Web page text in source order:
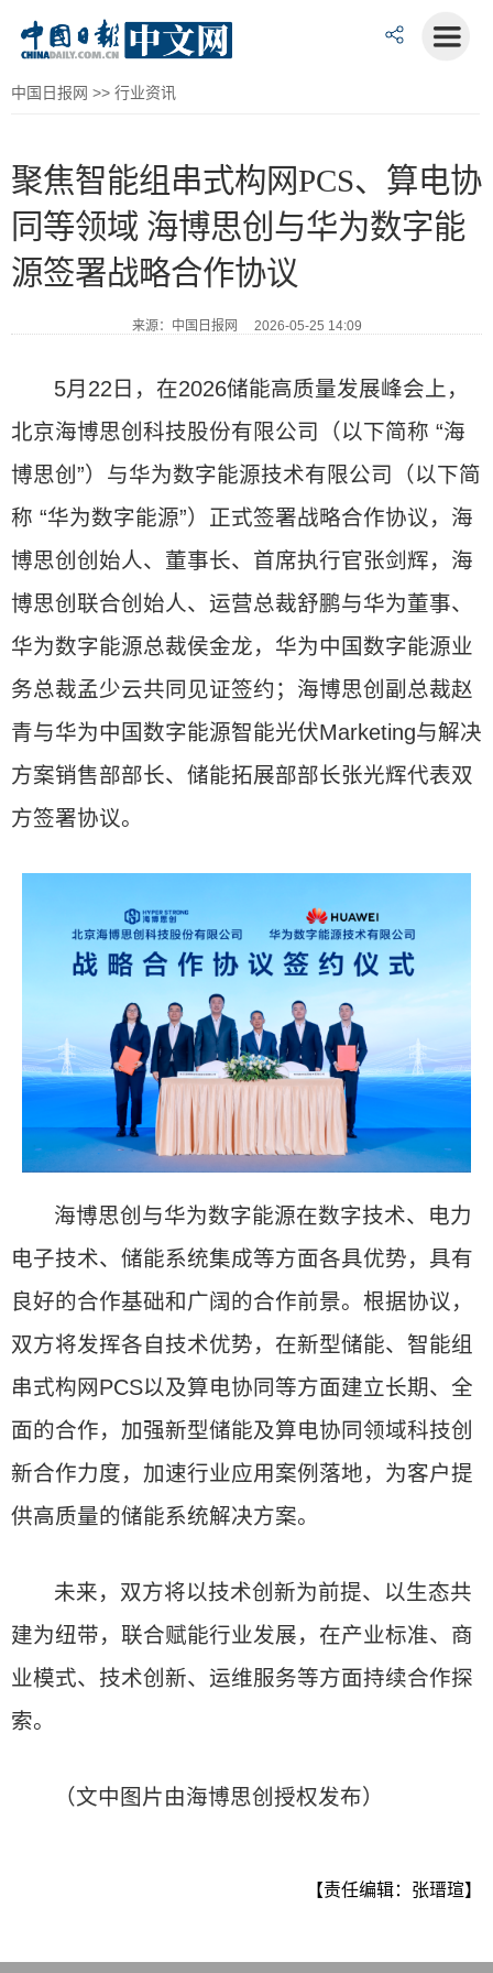
中国日报网 >> 行业资讯
聚焦智能组串式构网PCS、算电协
同等领域 海博思创与华为数字能
源签署战略合作协议
来源：中国日报网 2026-05-25 14:09
5月22日，在2026储能高质量发展峰会上，
北京海博思创科技股份有限公司（以下简称 “海
博思创”）与华为数字能源技术有限公司（以下简
称 “华为数字能源”）正式签署战略合作协议，海
博思创创始人、董事长、首席执行官张剑辉，海
博思创联合创始人、运营总裁舒鹏与华为董事、
华为数字能源总裁侯金龙，华为中国数字能源业
务总裁孟少云共同见证签约；海博思创副总裁赵
青与华为中国数字能源智能光伏Marketing与解决
方案销售部部长、储能拓展部部长张光辉代表双
方签署协议。
海博思创与华为数字能源在数字技术、电力
电子技术、储能系统集成等方面各具优势，具有
良好的合作基础和广阔的合作前景。根据协议，
双方将发挥各自技术优势，在新型储能、智能组
串式构网PCS以及算电协同等方面建立长期、全
面的合作，加强新型储能及算电协同领域科技创
新合作力度，加速行业应用案例落地，为客户提
供高质量的储能系统解决方案。
未来，双方将以技术创新为前提、以生态共
建为纽带，联合赋能行业发展，在产业标准、商
业模式、技术创新、运维服务等方面持续合作探
索。
（文中图片由海博思创授权发布）
【责任编辑：张瑨瑄】